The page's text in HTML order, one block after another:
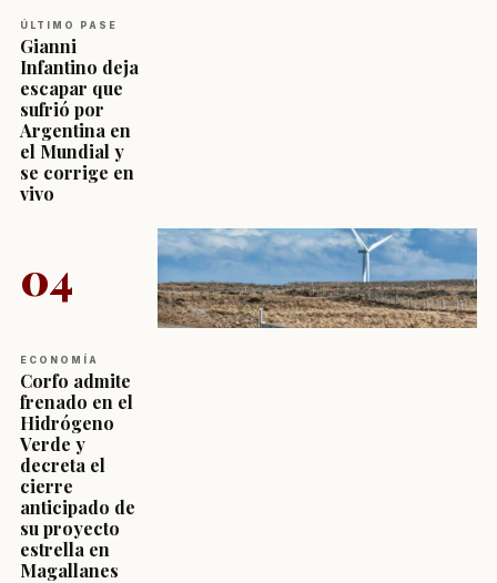
ÚLTIMO PASE
Gianni
Infantino deja
escapar que
sufrió por
Argentina en
el Mundial y
se corrige en
vivo
04
ECONOMÍA
Corfo admite
frenado en el
Hidrógeno
Verde y
decreta el
cierre
anticipado de
su proyecto
estrella en
Magallanes